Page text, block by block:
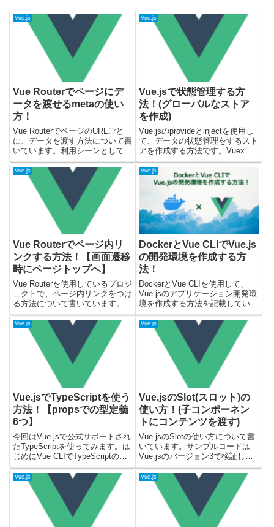
Vue.js
Vue Routerでページにデ
ータを渡せるmetaの使い
方！
Vue RouterでページのURLごと
に、データを渡す方法について書
いています。利用シーンとして
は、ページ毎にタイトルを設定し
たり、パンくずのデータを渡すと
きなどになるかと思います。載せ
ているサンプルコードについて
は、下記で確認しています...
Vue.js
Vue.jsで状態管理する方
法！(グローバルなストア
を作成)
Vue.jsのprovideとinjectを使用し
て、データの状態管理をするスト
アを作成する方法です。Vuexを
使用しなくてもアプリケーション
の状態管理が可能になります。サ
ンプルコードの検証には下記のバ
Vue.js
Vue Routerでページ内リ
ンクする方法！【画面遷移
時にページトップへ】
Vue Routerを使用しているプロジ
ェクトで、ページ内リンクをつけ
る方法について書いています。ペ
ージ内リンクが設定されていない
場合("#hoge"でIDが指定されてい
ない)は、ページのトップへスク
ロールする設定になります。サン
プルコード...
Vue.js
DockerとVue CLIでVue.js
の開発環境を作成する方
法！
DockerとVue CLIを使用して、
Vue.jsのアプリケーション開発環
境を作成する方法を記載していま
す。Vue CLIを使うことで、簡単
にVue.jsのプロジェクトを作成す
ることが可能です。今回は
Docker環境でVue.jsのプロジ...
Vue.js
Vue.jsでTypeScriptを使う
方法！【propsでの型定義
6つ】
今回はVue.jsで公式サポートされ
たTypeScriptを使ってみます。は
じめにVue CLIでTypeScriptのサ
ポートしているプロジェクトを作
成します。その後にプロジェクト
に対して、コンポーネントを追加
して、TypeScriptを...
Vue.js
Vue.jsのSlot(スロット)の
使い方！(子コンポーネン
トにコンテンツを渡す)
Vue.jsのSlotの使い方について書
いています。サンプルコードは
Vue.jsのバージョン3で検証して
います。Vue.jsのSlotとは？
Vue.jsのSlotは子コンポーネント
に、使う側の親コンポーネントか
らコンテンツを渡せるという機
Vue.js Vue.js